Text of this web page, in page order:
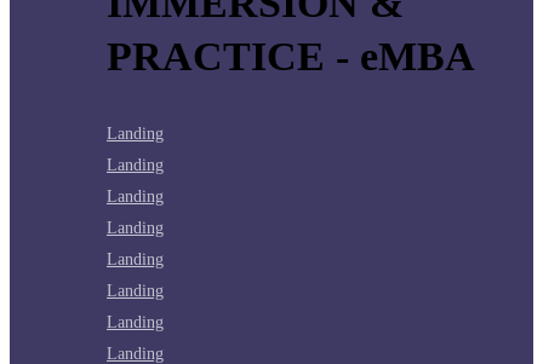
PRACTICE - eMBA
Landing
Landing
Landing
Landing
Landing
Landing
Landing
Landing